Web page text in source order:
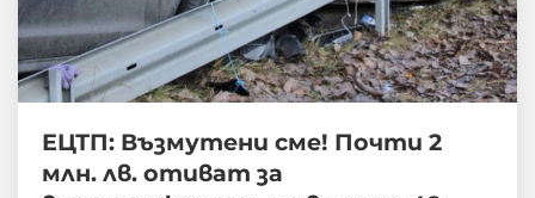
ЕЦТП: Възмутени сме! Почти 2
млн. лв. отиват за